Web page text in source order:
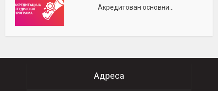
Акредитован основни...
Адреса